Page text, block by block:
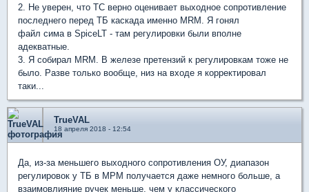
2. Не уверен, что ТС верно оценивает выходное сопротивление
последнего перед ТБ каскада именно MRM. Я гонял
файл сима в SpiceLT - там регулировки были вполне
адекватные.
3. Я собирал MRM. В железе претензий к регулировкам тоже не
было. Разве только вообще, низ на входе я корректировал
таки...
TrueVAL
18 апреля 2018 - 12:54
Да, из-за меньшего выходного сопротивления ОУ, диапазон
регулировок у ТБ в МРМ получается даже немного больше, а
взаимовлияние ручек меньше, чем у классического